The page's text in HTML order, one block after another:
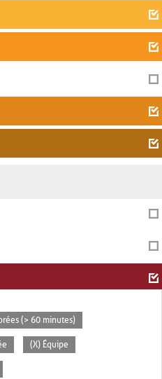
(> 60 minutes)
(X) Équipe